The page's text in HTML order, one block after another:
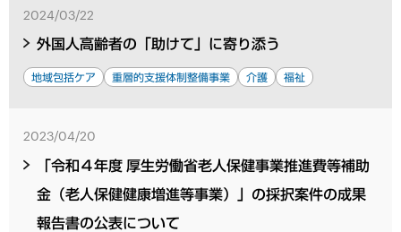
2024/03/22
外国人高齢者の「助けて」に寄り添う
地域包括ケア 重層的支援体制整備事業 介護 福祉
2023/04/20
「令和４年度 厚生労働省老人保健事業推進費等補助
金（老人保健健康増進等事業）」の採択案件の成果
報告書の公表について